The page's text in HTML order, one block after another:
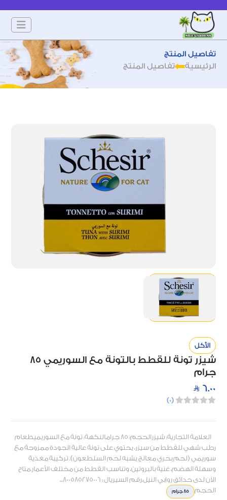
تفاصيل المنتج
الرئيسية
تفاصيل المنتج
الأكل
شيزر تونة للقطط بالتونة مع السوريمي 85
جرام
6.00
(
0
)
العلامة التجارية: شيزرالحجم: 85 جرامالنكهة: تونة مع السوريميطعام
رطب شهي للقطط من سيزر، يحتوي على تونة عالية الجودة ممزوجة مع
سوريمي (لحم بحري معالج يشبه لحم السلطعون). تركيبة مغذية
وسهلة الهضم، غنية بالبروتين، وتناسب القطط من مختلف الأعمار.متاح
الآن لدى حدائق روابي النيل.رقم السيريال : 800585275006...
الحجم
85 جرام